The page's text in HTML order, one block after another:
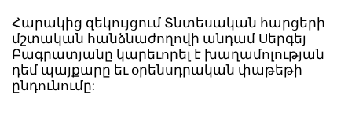
Հարակից զեկույցում Տնտեսական հարցերի
մշտական հանձնաժողովի անդամ Սերգեյ
Բագրատյանը կարեւորել է խաղամոլության
դեմ պայքարը եւ օրենսդրական փաթեթի
ընդունումը: